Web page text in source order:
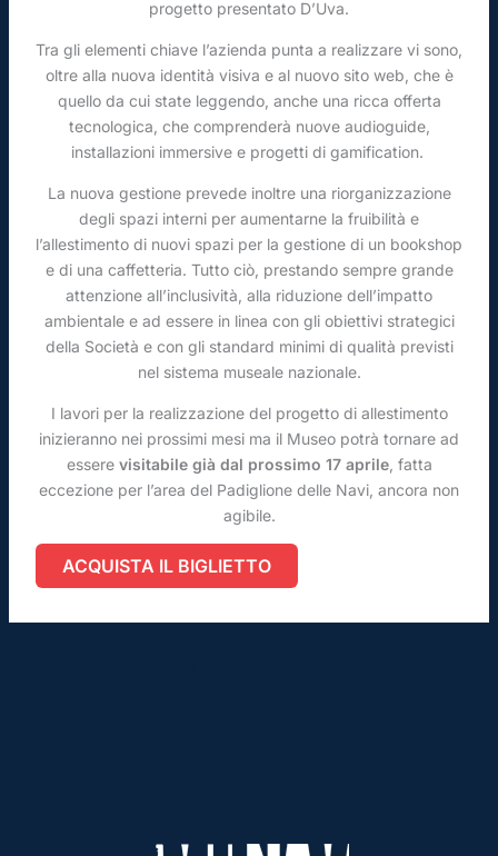
progetto presentato D’Uva.
Tra gli elementi chiave l’azienda punta a realizzare vi sono,
oltre alla nuova identità visiva e al nuovo sito web, che è
quello da cui state leggendo, anche una ricca offerta
tecnologica, che comprenderà nuove audioguide,
installazioni immersive e progetti di gamification.
La nuova gestione prevede inoltre una riorganizzazione
degli spazi interni per aumentarne la fruibilità e
l’allestimento di nuovi spazi per la gestione di un bookshop
e di una caffetteria. Tutto ciò, prestando sempre grande
attenzione all’inclusività, alla riduzione dell’impatto
ambientale e ad essere in linea con gli obiettivi strategici
della Società e con gli standard minimi di qualità previsti
nel sistema museale nazionale.
I lavori per la realizzazione del progetto di allestimento
inizieranno nei prossimi mesi ma il Museo potrà tornare ad
essere visitabile già dal prossimo 17 aprile, fatta
eccezione per l’area del Padiglione delle Navi, ancora non
agibile.
ACQUISTA IL BIGLIETTO